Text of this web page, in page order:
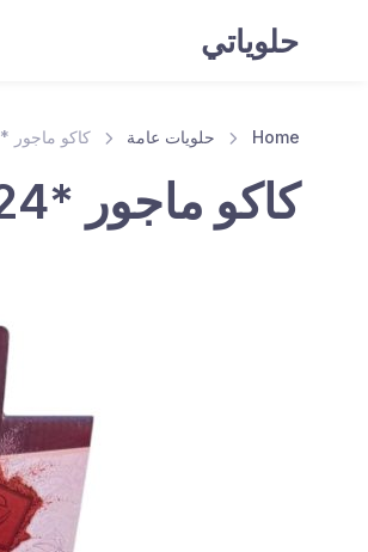
حلوياتي
Home حلويات عامة كاكو ماجور *24
كاكو ماجور *24